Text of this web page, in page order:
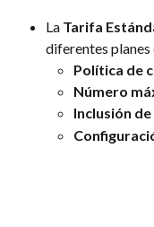
La Tarifa
diferentes
Política de
Número
Inclusión